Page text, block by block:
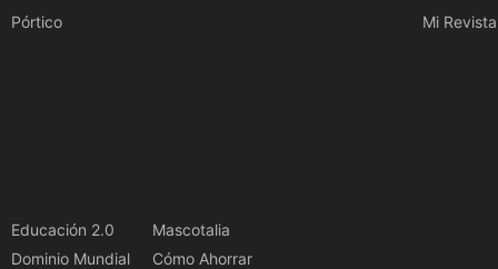
Pórtico
Mi Revista
Educación 2.0
Dominio Mundial
Mascotalia
Cómo Ahorrar